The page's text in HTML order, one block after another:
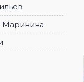
Маринина